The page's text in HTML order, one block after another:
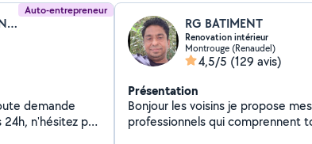
Auto-entrepreneur
Nelson Domingues Rolo (Nelson Domingues Rolo)
n'hésitez pas
RG BATIMENT
Renovation intérieur
Montrouge (Renaudel)
4,5/5 (129 avis)
Présentation
Bonjour les voisins je propose
professionnels qui comprennent